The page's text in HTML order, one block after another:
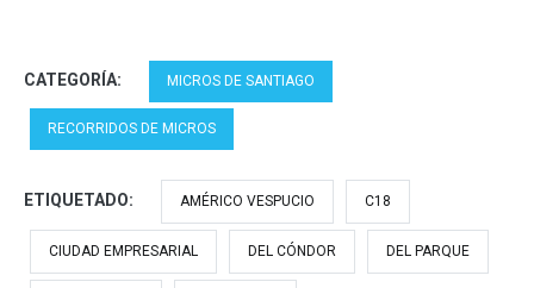
CATEGORÍA: MICROS DE SANTIAGO
RECORRIDOS DE MICROS
ETIQUETADO: AMÉRICO VESPUCIO C18
CIUDAD EMPRESARIAL DEL CÓNDOR DEL PARQUE